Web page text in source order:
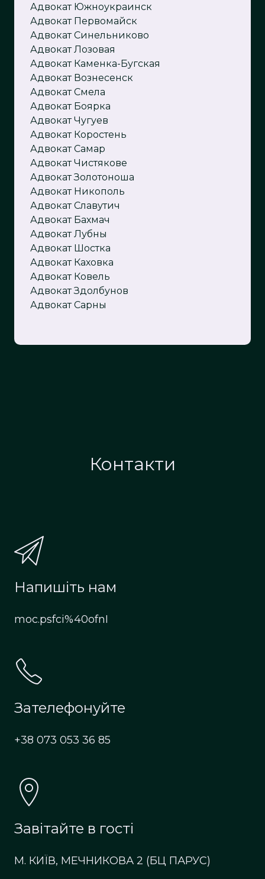
Адвокат Южноукраинск
Адвокат Первомайск
Адвокат Синельниково
Адвокат Лозовая
Адвокат Каменка-Бугская
Адвокат Вознесенск
Адвокат Смела
Адвокат Боярка
Адвокат Чугуев
Адвокат Коростень
Адвокат Самар
Адвокат Чистякове
Адвокат Золотоноша
Адвокат Никополь
Адвокат Славутич
Адвокат Бахмач
Адвокат Лубны
Адвокат Шостка
Адвокат Каховка
Адвокат Ковель
Адвокат Здолбунов
Адвокат Сарны
Контакти
Напишіть нам
moc.psfci%40ofnI
Зателефонуйте
+38 073 053 36 85
Завітайте в гості
М. КИЇВ, МЕЧНИКОВА 2 (БЦ ПАРУС)